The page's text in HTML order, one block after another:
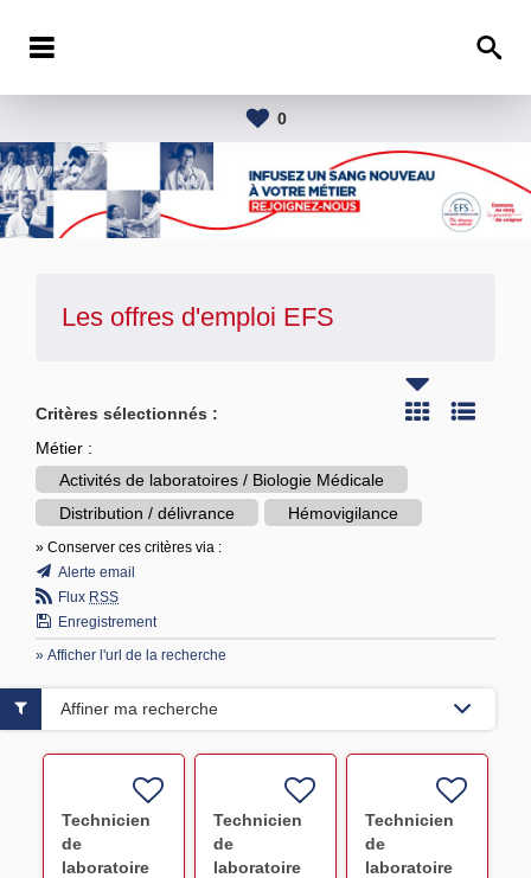
0
Les offres d'emploi EFS
Critères sélectionnés :
Métier :
Activités de laboratoires / Biologie Médicale
Distribution / délivrance
Hémovigilance
» Conserver ces critères via :
Alerte email
Flux RSS
Enregistrement
» Afficher l'url de la recherche
Technicien
de
laboratoire
Technicien
de
laboratoire
Technicien
de
laboratoire
Affiner ma recherche